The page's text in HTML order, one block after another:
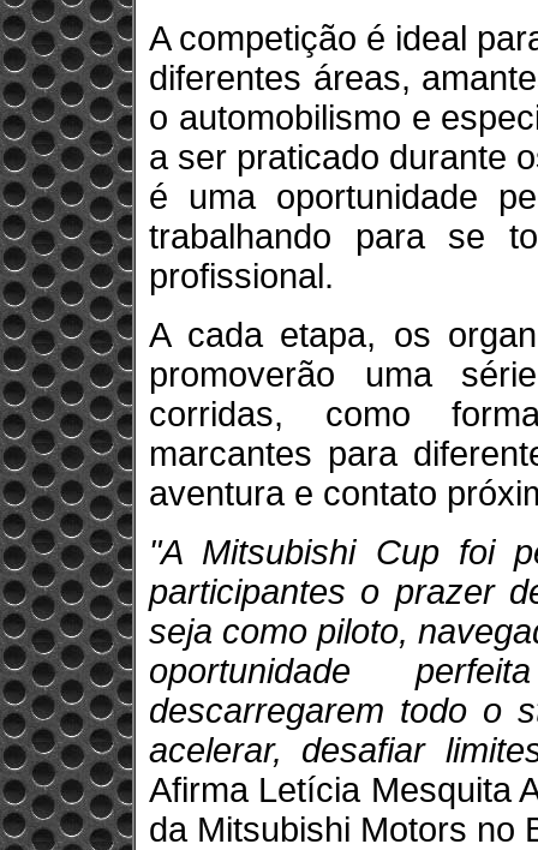
A competição é ideal
diferentes áreas,
o automobilismo e
a ser praticado durante
é uma oportunidade
trabalhando para se
profissional.
A cada etapa, os
promoverão uma
corridas, como
marcantes para
aventura e contato
"A Mitsubishi Cup foi
participantes o prazer
seja como piloto,
oportunidade
descarregarem todo o
acelerar, desafiar
Afirma Letícia Mesquita
da Mitsubishi Motors no